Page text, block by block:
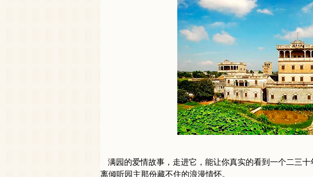
满园的爱情故事，走进它，能让你真实的看到一个二三
离倾听园主那份藏不住的浪漫情怀。